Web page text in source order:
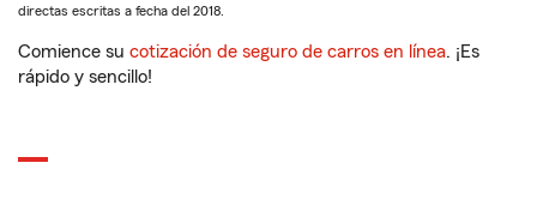
directas escritas a fecha del 2018.
Comience su cotización de seguro de carros en línea. ¡Es
rápido y sencillo!